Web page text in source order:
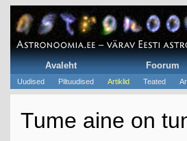
Avaleht Foorum
Uudised Piltuudised Artiklid Teated
Tume aine on